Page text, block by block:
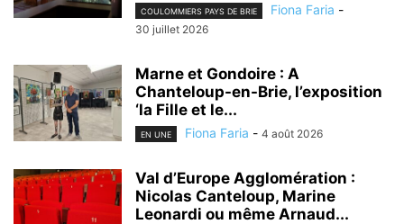
COULOMMIERS PAYS DE BRIE Fiona Faria -
30 juillet 2026
Marne et Gondoire : A
Chanteloup-en-Brie, l’exposition
‘la Fille et le...
EN UNE Fiona Faria - 4 août 2026
Val d’Europe Agglomération :
Nicolas Canteloup, Marine
Leonardi ou même Arnaud...